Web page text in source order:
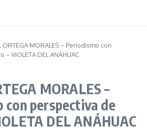
ORTEGA MORALES – Periodismo con
VIOLETA DEL ANÁHUAC
MORALES –
con perspectiva de
DEL ANÁHUAC